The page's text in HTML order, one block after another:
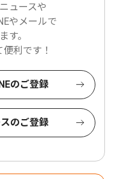
ュースや
やメールで
す。
利です！
のご登録
のご登録